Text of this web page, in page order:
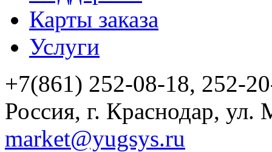
Карты заказа
Услуги
+7(861) 252-08-18, 252-
Россия, г. Краснодар, ул.
market@yugsys.ru